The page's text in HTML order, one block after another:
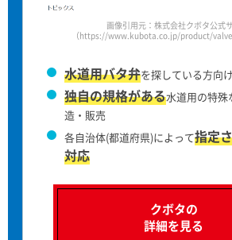
画像引用元：株式会社クボタ公式
（https://www.kubota.co.jp/product/
水道用バタ弁を探している方向け
独自の規格がある水道用の特殊
造・販売
各自治体(都道府県)によって指定
対応
クボタの
詳細を見る